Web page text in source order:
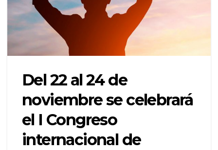
Del 22 al 24 de
noviembre se celebrará
el I Congreso
internacional de